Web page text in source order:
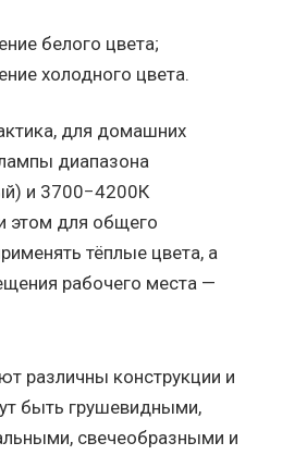
белого цвета;
холодного цвета.
для домашних
диапазона
и 3700−4200К
этом для общего
тёплые цвета, а
рабочего места —
различны конструкции и
быть грушевидными,
свечеобразными и